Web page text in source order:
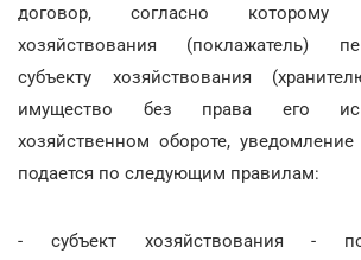
договор, согласно которому
хозяйствования (поклажатель)
субъекту хозяйствования
имущество без права его
хозяйственном обороте,
подается по следующим правилам:
- субъект хозяйствования -